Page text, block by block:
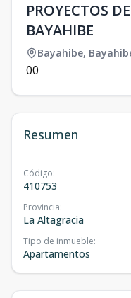
PROYECTOS
BAYAHIBE
Bayahibe,
00
Resumen
Código:
410753
Provincia:
La Altagracia
Tipo de inmueble:
Apartamentos